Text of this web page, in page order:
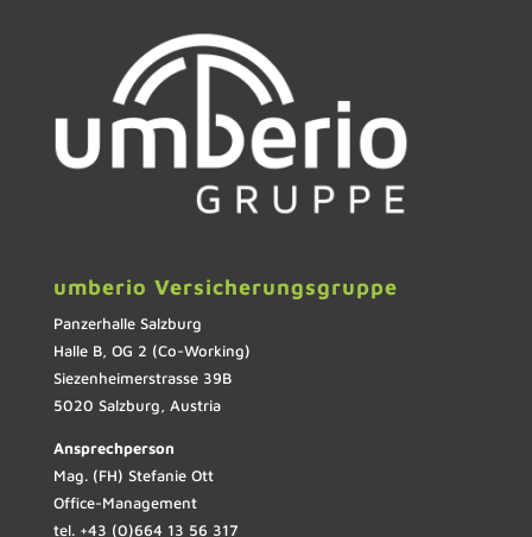
umberio Versicherungsgruppe
Panzerhalle Salzburg
Halle B, OG 2 (Co-Working)
Siezenheimerstrasse 39B
5020 Salzburg, Austria
Ansprechperson
Mag. (FH) Stefanie Ott
Office-Management
tel. +43 (0)664 13 56 317